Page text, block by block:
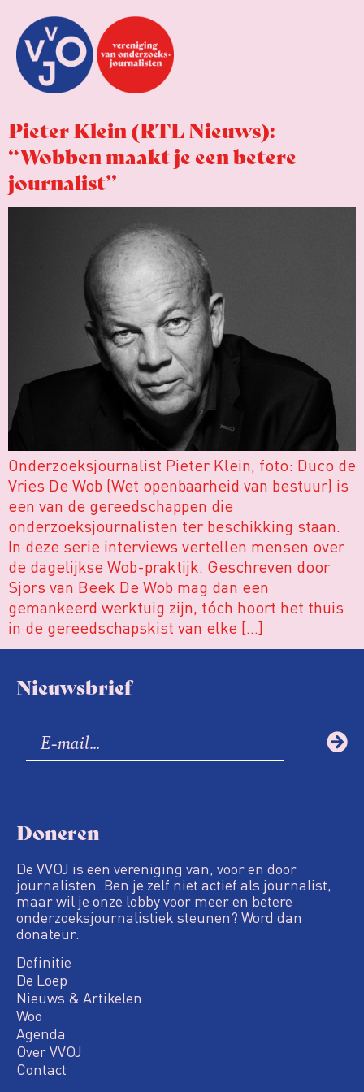
Pieter Klein (RTL Nieuws):
“Wobben maakt je een betere
journalist”
Onderzoeksjournalist Pieter Klein, foto: Duco de
Vries De Wob (Wet openbaarheid van bestuur) is
een van de gereedschappen die
onderzoeksjournalisten ter beschikking staan.
In deze serie interviews vertellen mensen over
de dagelijkse Wob-praktijk. Geschreven door
Sjors van Beek De Wob mag dan een
gemankeerd werktuig zijn, tóch hoort het thuis
in de gereedschapskist van elke […]
Nieuwsbrief
Doneren
De VVOJ is een vereniging van, voor en door
journalisten. Ben je zelf niet actief als journalist,
maar wil je onze lobby voor meer en betere
onderzoeksjournalistiek steunen? Word dan
donateur.
Definitie
De Loep
Nieuws & Artikelen
Woo
Agenda
Over VVOJ
Contact